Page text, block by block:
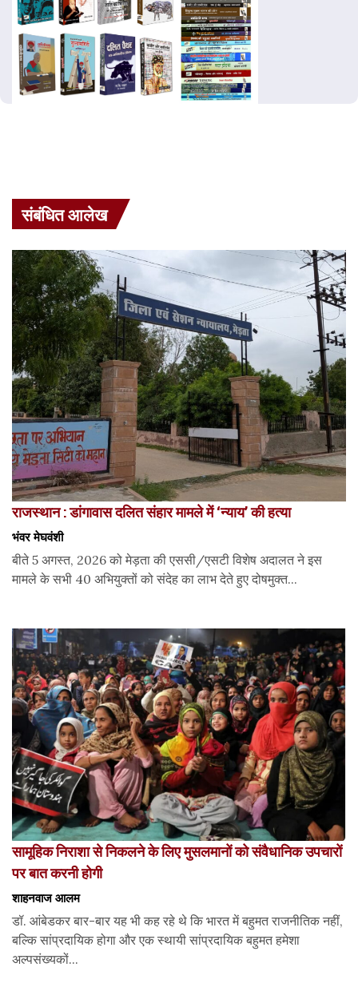
संबंधित आलेख
राजस्थान : डांगावास दलित संहार मामले में ‘न्याय’ की हत्या
भंवर मेघवंशी
बीते 5 अगस्त, 2026 को मेड़ता की एससी/एसटी विशेष अदालत ने इस
मामले के सभी 40 अभियुक्तों को संदेह का लाभ देते हुए दोषमुक्त...
सामूहिक निराशा से निकलने के लिए मुसलमानों को संवैधानिक उपचारों
पर बात करनी होगी
शाहनवाज आलम
डॉ. आंबेडकर बार-बार यह भी कह रहे थे कि भारत में बहुमत राजनीतिक नहीं,
बल्कि सांप्रदायिक होगा और एक स्थायी सांप्रदायिक बहुमत हमेशा
अल्पसंख्यकों...